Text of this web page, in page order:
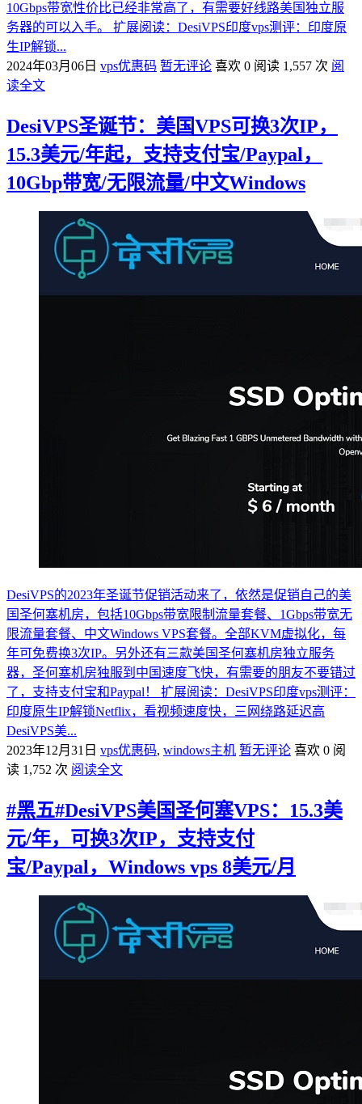
10Gbps带宽性价比已经非常高了，有需要好线路美国独立服
务器的可以入手。 扩展阅读：DesiVPS印度vps测评：印度原
生IP解锁...
2024年03月06日 vps优惠码 暂无评论 喜欢 0 阅读 1,557 次 阅
读全文
DesiVPS圣诞节：美国VPS可换3次IP，
15.3美元/年起，支持支付宝/Paypal，
10Gbp带宽/无限流量/中文Windows
DesiVPS的2023年圣诞节促销活动来了，依然是促销自己的美
国圣何塞机房，包括10Gbps带宽限制流量套餐、1Gbps带宽无
限流量套餐、中文Windows VPS套餐。全部KVM虚拟化，每
年可免费换3次IP。另外还有三款美国圣何塞机房独立服务
器，圣何塞机房独服到中国速度飞快，有需要的朋友不要错过
了，支持支付宝和Paypal！ 扩展阅读：DesiVPS印度vps测评：
印度原生IP解锁Netflix，看视频速度快，三网绕路延迟高
DesiVPS美...
2023年12月31日 vps优惠码, windows主机 暂无评论 喜欢 0 阅
读 1,752 次 阅读全文
#黑五#DesiVPS美国圣何塞VPS：15.3美
元/年，可换3次IP，支持支付
宝/Paypal，Windows vps 8美元/月